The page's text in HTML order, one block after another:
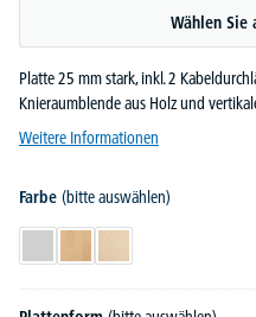
Wählen Sie
Platte 25 mm stark, inkl. 2
Knieraumblende aus Holz und
Weitere Informationen
Farbe (bitte auswählen)